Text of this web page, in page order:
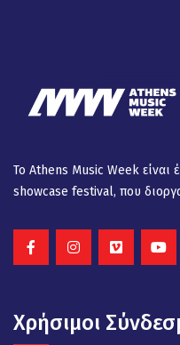
Το Athens Music Week
showcase festival, που
Χρήσιμοι